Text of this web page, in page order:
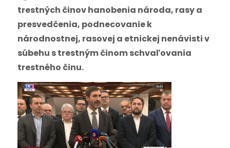
trestných činov hanobenia národa, rasy a
presvedčenia, podnecovanie k
národnostnej, rasovej a etnickej nenávisti v
súbehu s trestným činom schvaľovania
trestného činu.